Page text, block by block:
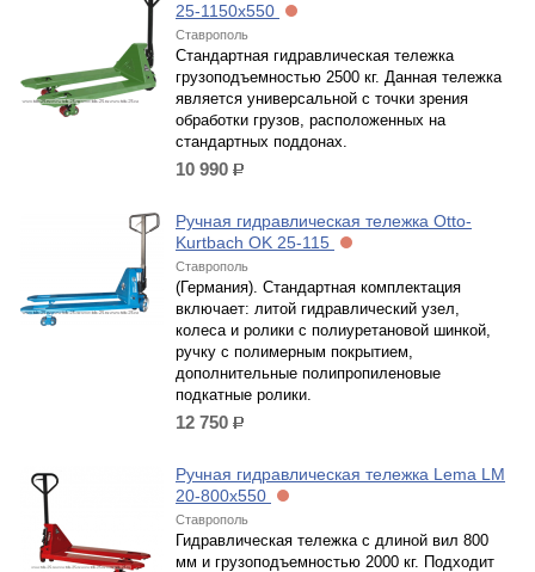
25-1150x550
Ставрополь
Стандартная гидравлическая тележка
грузоподъемностью 2500 кг. Данная тележка
является универсальной с точки зрения
обработки грузов, расположенных на
стандартных поддонах.
10 990 р.
Ручная гидравлическая тележка Otto-
Kurtbach OK 25-115
Ставрополь
(Германия). Стандартная комплектация
включает: литой гидравлический узел,
колеса и ролики с полиуретановой шинкой,
ручку с полимерным покрытием,
дополнительные полипропиленовые
подкатные ролики.
12 750 р.
Ручная гидравлическая тележка Lema LM
20-800x550
Ставрополь
Гидравлическая тележка с длиной вил 800
мм и грузоподъемностью 2000 кг. Подходит